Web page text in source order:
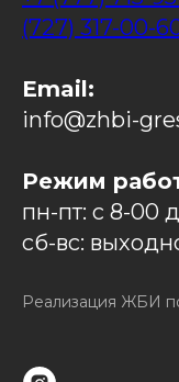
(727) 317-00-
Email:
info@zhbi-
Режим
пн-пт: с 8-00
сб-вс:
Реализация ЖБИ